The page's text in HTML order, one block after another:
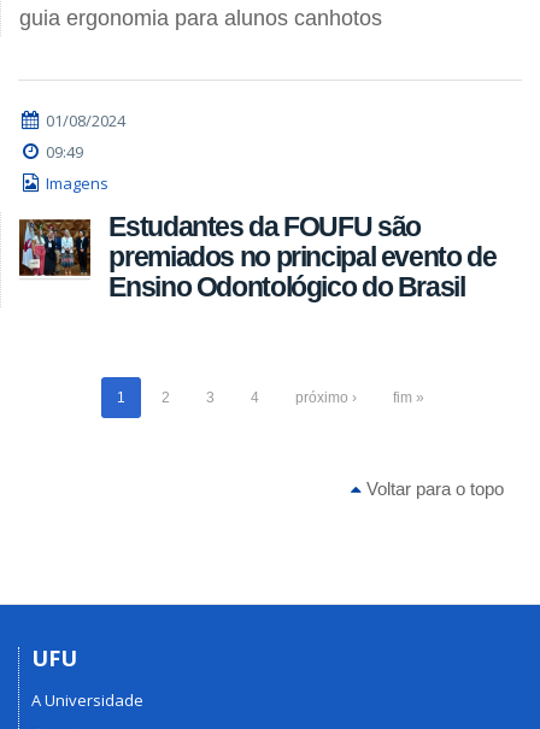
guia ergonomia para alunos canhotos
01/08/2024
09:49
Imagens
Estudantes da FOUFU são
premiados no principal evento de
Ensino Odontológico do Brasil
1 2 3 4 próximo › fim »
Voltar para o topo
UFU
A Universidade